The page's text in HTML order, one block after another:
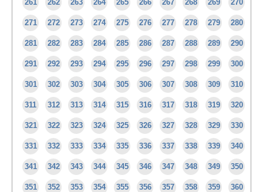
261 262 263 264 265 266 267 268 269 270
271 272 273 274 275 276 277 278 279 280
281 282 283 284 285 286 287 288 289 290
291 292 293 294 295 296 297 298 299 300
301 302 303 304 305 306 307 308 309 310
311 312 313 314 315 316 317 318 319 320
321 322 323 324 325 326 327 328 329 330
331 332 333 334 335 336 337 338 339 340
341 342 343 344 345 346 347 348 349 350
351 352 353 354 355 356 357 358 359 360